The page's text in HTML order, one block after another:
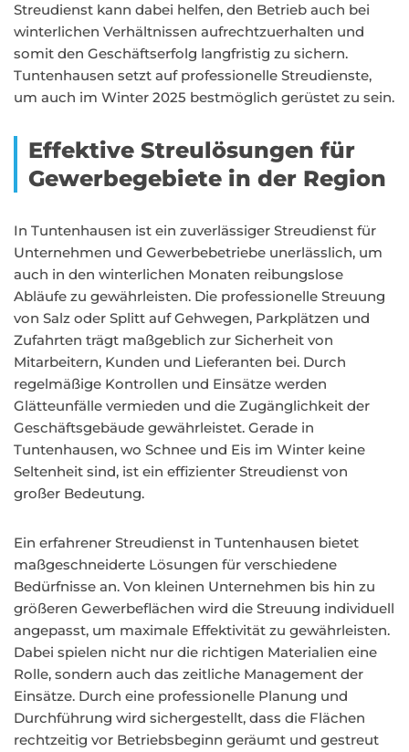
Streudienst kann dabei helfen, den Betrieb auch bei
winterlichen Verhältnissen aufrechtzuerhalten und
somit den Geschäftserfolg langfristig zu sichern.
Tuntenhausen setzt auf professionelle Streudienste,
um auch im Winter 2025 bestmöglich gerüstet zu sein.
Effektive Streulösungen für
Gewerbegebiete in der Region
In Tuntenhausen ist ein zuverlässiger Streudienst für
Unternehmen und Gewerbebetriebe unerlässlich, um
auch in den winterlichen Monaten reibungslose
Abläufe zu gewährleisten. Die professionelle Streuung
von Salz oder Splitt auf Gehwegen, Parkplätzen und
Zufahrten trägt maßgeblich zur Sicherheit von
Mitarbeitern, Kunden und Lieferanten bei. Durch
regelmäßige Kontrollen und Einsätze werden
Glätteunfälle vermieden und die Zugänglichkeit der
Geschäftsgebäude gewährleistet. Gerade in
Tuntenhausen, wo Schnee und Eis im Winter keine
Seltenheit sind, ist ein effizienter Streudienst von
großer Bedeutung.
Ein erfahrener Streudienst in Tuntenhausen bietet
maßgeschneiderte Lösungen für verschiedene
Bedürfnisse an. Von kleinen Unternehmen bis hin zu
größeren Gewerbeflächen wird die Streuung individuell
angepasst, um maximale Effektivität zu gewährleisten.
Dabei spielen nicht nur die richtigen Materialien eine
Rolle, sondern auch das zeitliche Management der
Einsätze. Durch eine professionelle Planung und
Durchführung wird sichergestellt, dass die Flächen
rechtzeitig vor Betriebsbeginn geräumt und gestreut